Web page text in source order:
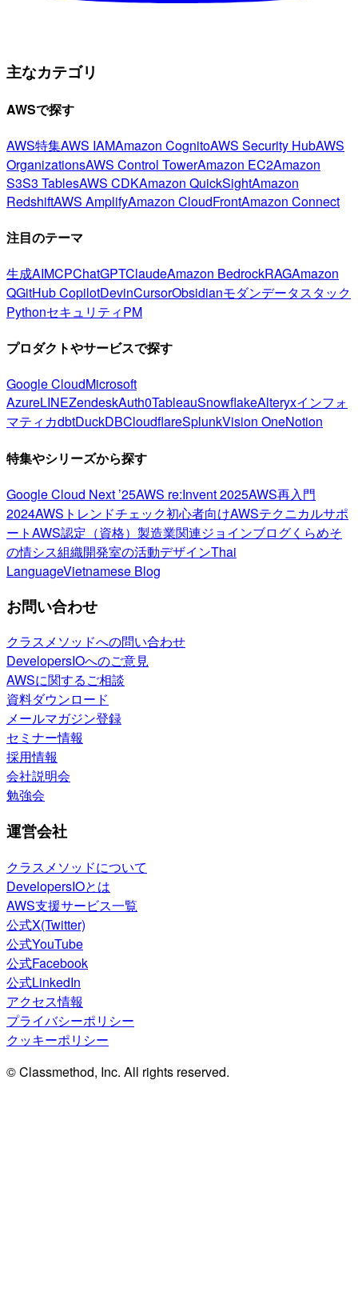
主なカテゴリ
AWSで探す
AWS特集AWS IAMAmazon CognitoAWS Security HubAWS
OrganizationsAWS Control TowerAmazon EC2Amazon
S3S3 TablesAWS CDKAmazon QuickSightAmazon
RedshiftAWS AmplifyAmazon CloudFrontAmazon Connect
注目のテーマ
生成AIMCPChatGPTClaudeAmazon BedrockRAGAmazon
QGitHub CopilotDevinCursorObsidianモダンデータスタック
PythonセキュリティPM
プロダクトやサービスで探す
Google CloudMicrosoft
AzureLINEZendeskAuth0TableauSnowflakeAlteryxインフォ
マティカdbtDuckDBCloudflareSplunkVision OneNotion
特集やシリーズから探す
Google Cloud Next ’25AWS re:Invent 2025AWS再入門
2024AWSトレンドチェック初心者向けAWSテクニカルサポ
ートAWS認定（資格） 製造業関連ジョインブログくらめそ
の情シス組織開発室の活動デザインThai
LanguageVietnamese Blog
お問い合わせ
クラスメソッドへの問い合わせ
DevelopersIOへのご意見
AWSに関するご相談
資料ダウンロード
メールマガジン登録
セミナー情報
採用情報
会社説明会
勉強会
運営会社
クラスメソッドについて
DevelopersIOとは
AWS支援サービス一覧
公式X(Twitter)
公式YouTube
公式Facebook
公式LinkedIn
アクセス情報
プライバシーポリシー
クッキーポリシー
© Classmethod, Inc. All rights reserved.